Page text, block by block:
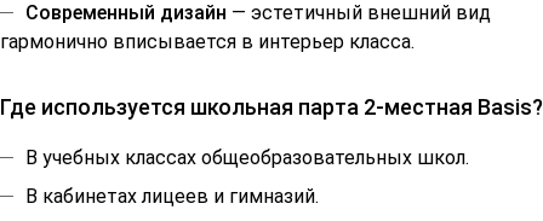
Современный дизайн — эстетичный внешний вид
гармонично вписывается в интерьер класса.
Где используется школьная парта 2-местная Basis?
В учебных классах общеобразовательных школ.
В кабинетах лицеев и гимназий.